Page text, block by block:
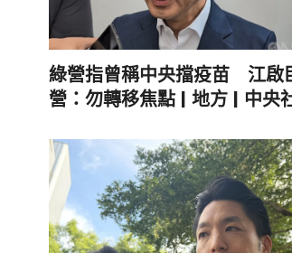
綠營指曾稱中央擋疫苗 江啟
營：勿轉移焦點 | 地方 | 中央